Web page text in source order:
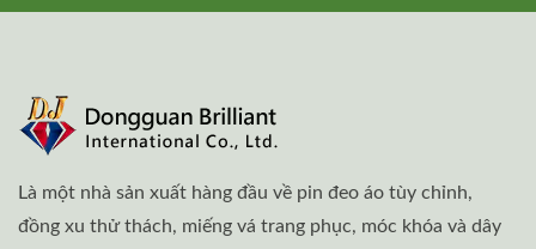
Là một nhà sản xuất hàng đầu về pin đeo áo tùy chỉnh,
đồng xu thử thách, miếng vá trang phục, móc khóa và dây